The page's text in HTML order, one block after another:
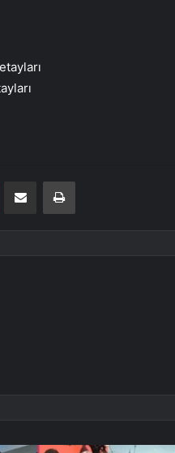
E-Posta ile paylaş Yazdır